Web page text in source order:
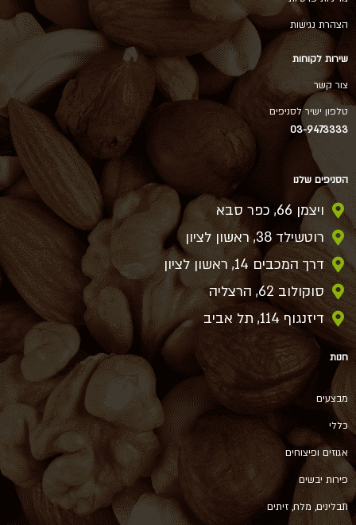
הצהרת נגישות
שירות לקוחות
צור קשר
טלפון ישיר לסניפים
03-9473333
הסניפים שלנו
ויצמן 66, כפר סבא
רוטשילד 38, ראשון לציון
דרך המכבים 14, ראשון לציון
סוקולוב 62, הרצליה
דיזנגוף 114, תל אביב
חנות
מבצעים
כללי
אגוזים ופיצוחים
פירות יבשים
תבלינים, מלח, זיתים